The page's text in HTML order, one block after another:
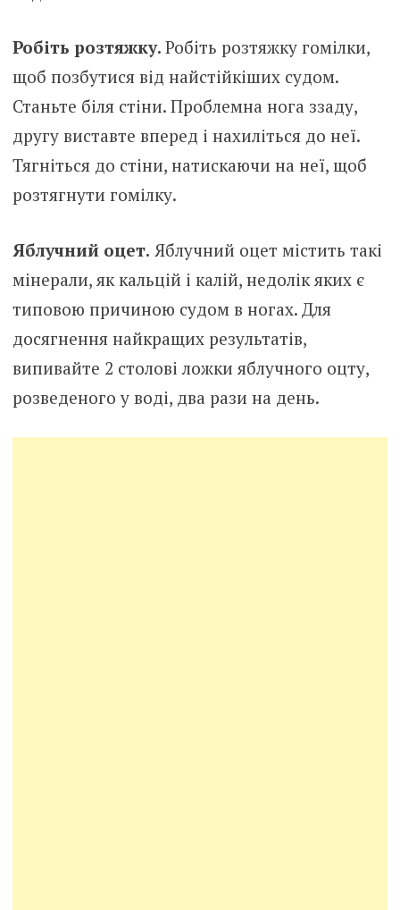
Робіть розтяжку. Робіть розтяжку гомілки,
щоб позбутися від найстійкіших судом.
Станьте біля стіни. Проблемна нога ззаду,
другу виставте вперед і нахиліться до неї.
Тягніться до стіни, натискаючи на неї, щоб
розтягнути гомілку.
Яблучний оцет. Яблучний оцет містить такі
мінерали, як кальцій і калій, недолік яких є
типовою причиною судом в ногах. Для
досягнення найкращих результатів,
випивайте 2 столові ложки яблучного оцту,
розведеного у воді, два рази на день.